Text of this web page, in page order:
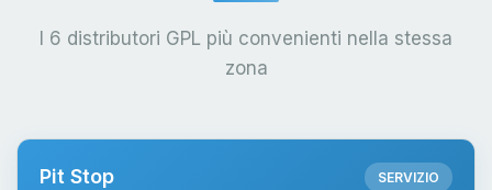
I 6 distributori GPL più convenienti nella stessa
zona
Pit Stop SERVIZIO